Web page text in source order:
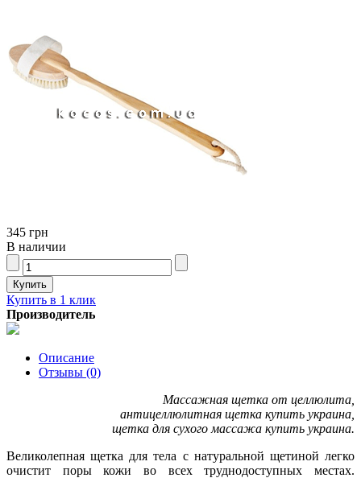
345 грн
В наличии
Купить в 1 клик
Производитель
Описание
Отзывы (0)
Массажная щетка от целлюлита,
антицеллюлитная щетка купить украина,
щетка для сухого массажа купить украина.
Великолепная щетка для тела с натуральной щетиной легко
очистит поры кожи во всех труднодоступных местах.